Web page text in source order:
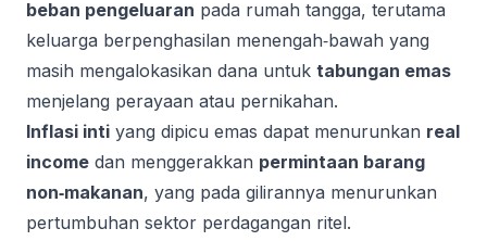
beban pengeluaran pada rumah tangga, terutama
keluarga berpenghasilan menengah‑bawah yang
masih mengalokasikan dana untuk tabungan emas
menjelang perayaan atau pernikahan.
Inflasi inti yang dipicu emas dapat menurunkan real
income dan menggerakkan permintaan barang
non‑makanan, yang pada gilirannya menurunkan
pertumbuhan sektor perdagangan ritel.